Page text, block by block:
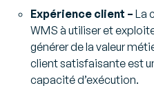
Expérience client – La
WMS à utiliser et
générer de la valeur
client satisfaisante est
capacité d’exécution.